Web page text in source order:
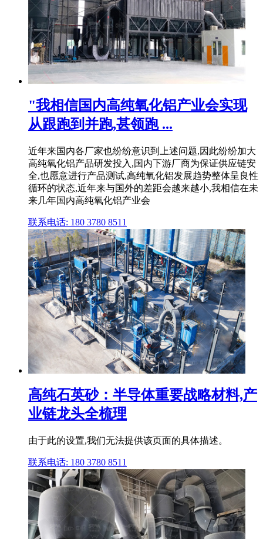
"我相信国内高纯氧化铝产业会实现
从跟跑到并跑,甚领跑 ...
近年来国内各厂家也纷纷意识到上述问题,因此纷纷加大
高纯氧化铝产品研发投入,国内下游厂商为保证供应链安
全,也愿意进行产品测试,高纯氧化铝发展趋势整体呈良性
循环的状态,近年来与国外的差距会越来越小,我相信在未
来几年国内高纯氧化铝产业会
联系电话: 180 3780 8511
高纯石英砂：半导体重要战略材料,产
业链龙头全梳理
由于此的设置,我们无法提供该页面的具体描述。
联系电话: 180 3780 8511